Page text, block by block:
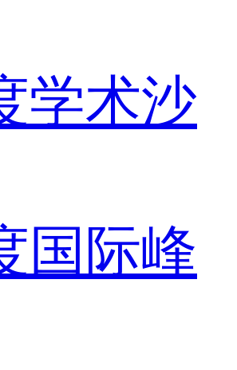
学术沙
国际峰